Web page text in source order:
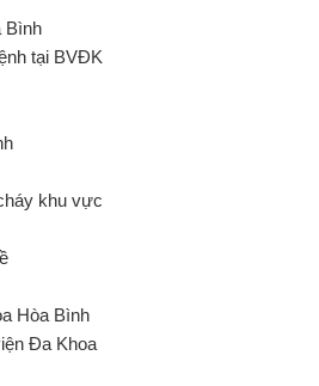
Bình
tại BVĐK
khu vực
Hòa Bình
Đa Khoa